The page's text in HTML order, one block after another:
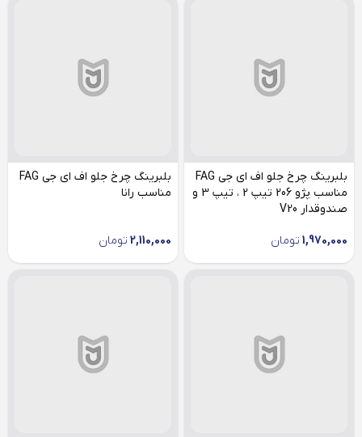
بلبرینگ چرخ جلو اف ای جی FAG
مناسب پژو 206 تیپ 2 ، تیپ 3 و
صندوقدار V20
1,970,000 تومان
بلبرینگ چرخ جلو اف ای جی FAG
مناسب رانا
2,110,000 تومان